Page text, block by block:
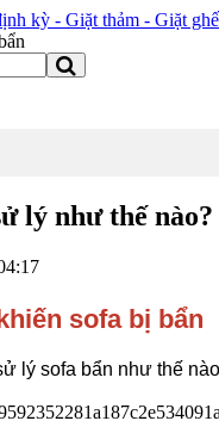
lý như thế nào?
sofa bị bẩn
lý sofa bẩn như thế